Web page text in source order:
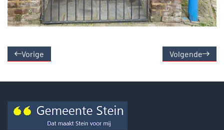
Vorige Volgende